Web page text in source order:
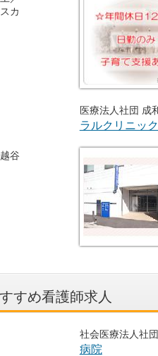
カ
谷
医療法人社団 成
ラルクリニック
すめ看護師求人
社会医療法人社
病院